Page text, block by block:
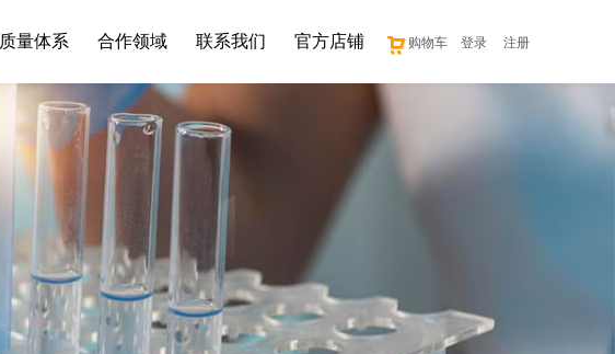
登录 注册
购物车
质量体系 合作领域 联系我们 官方店铺